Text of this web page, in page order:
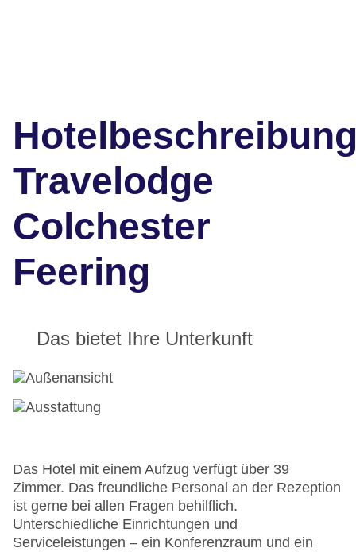
Travelodge
Colchester
Feering
Das bietet Ihre Unterkunft
Das Hotel mit einem Aufzug verfügt über 39
Zimmer. Das freundliche Personal an der Rezeption
ist gerne bei allen Fragen behilflich.
Unterschiedliche Einrichtungen und
Serviceleistungen – ein Konferenzraum und ein